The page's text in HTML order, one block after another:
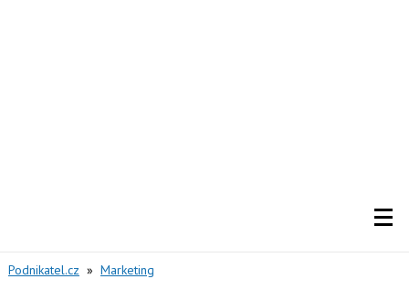
Podnikatel.cz » Marketing